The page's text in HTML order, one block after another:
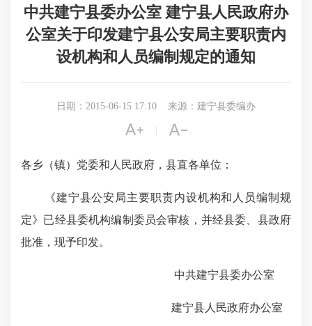
中共建宁县委办公室 建宁县人民政府办
公室关于印发建宁县公安局主要职责内
设机构和人员编制规定的通知
日期：2015-06-15 17:10 来源：建宁县委编办
 
各乡（镇）党委和人民政府，县直各单位：
《建宁县公安局主要职责内设机构和人员编制规
定》已经县委机构编制委员会审核，并经县委、县政府
批准，现予印发。
中共建宁县委办公室
建宁县人民政府办公室